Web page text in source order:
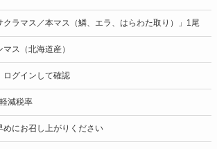
クラマス／本マス（鱗、エラ、はらわた取り）」1尾
マス（北海道産）
ログインして確認
減税率
めにお召し上がりください